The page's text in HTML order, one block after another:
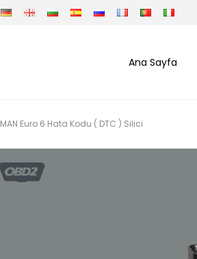
Ana Sayfa
MAN Euro 6 Hata Kodu ( DTC ) Silici